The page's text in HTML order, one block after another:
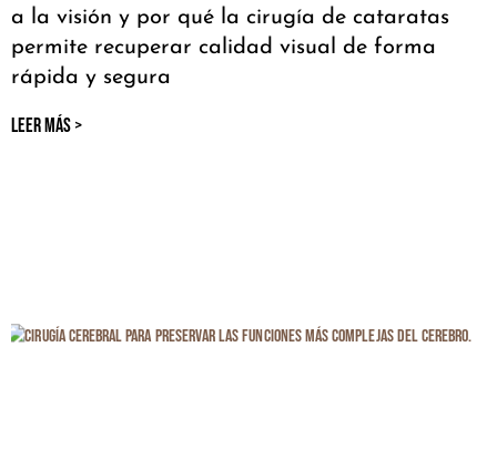
a la visión y por qué la cirugía de cataratas
permite recuperar calidad visual de forma
rápida y segura
LEER MÁS >